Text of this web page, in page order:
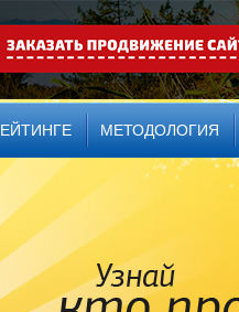
МЕТОДОЛОГИЯ